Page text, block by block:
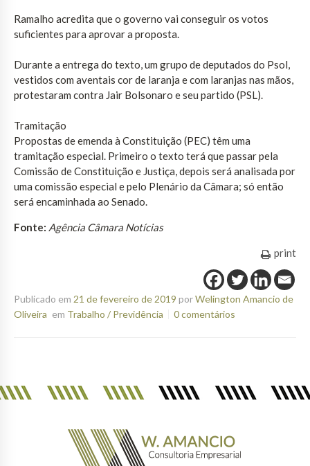
Ramalho acredita que o governo vai conseguir os votos
suficientes para aprovar a proposta.
Durante a entrega do texto, um grupo de deputados do Psol,
vestidos com aventais cor de laranja e com laranjas nas mãos,
protestaram contra Jair Bolsonaro e seu partido (PSL).
Tramitação
Propostas de emenda à Constituição (PEC) têm uma
tramitação especial. Primeiro o texto terá que passar pela
Comissão de Constituição e Justiça, depois será analisada por
uma comissão especial e pelo Plenário da Câmara; só então
será encaminhada ao Senado.
Fonte: Agência Câmara Notícias
print
Publicado em 21 de fevereiro de 2019 porWelington Amancio de
Oliveira em Trabalho / Previdência 0 comentários